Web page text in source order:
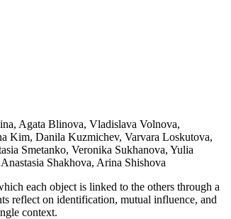
Agata Blinova, Vladislava Volnova,
Kim, Danila Kuzmichev, Varvara Loskutova,
Smetanko, Veronika Sukhanova, Yulia
Shakhova, Arina Shishova
each object is linked to the others through a
reflect on identification, mutual influence, and
context.